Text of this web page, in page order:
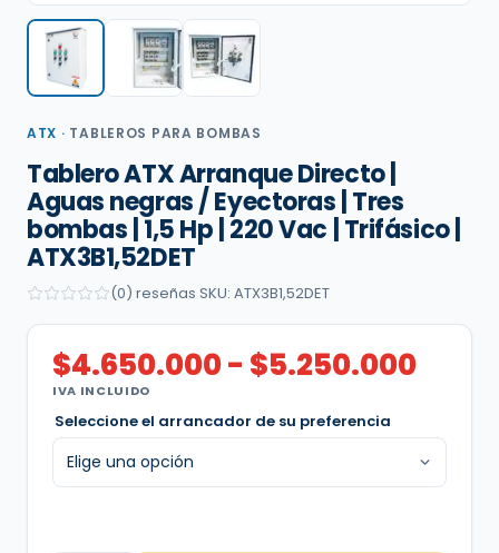
ATX · TABLEROS PARA BOMBAS
Tablero ATX Arranque Directo |
Aguas negras / Eyectoras | Tres
bombas | 1,5 Hp | 220 Vac | Trifásico |
ATX3B1,52DET
(0) reseñas SKU: ATX3B1,52DET
$4.650.000- $5.250.000
IVA INCLUIDO
Seleccione el arrancador de su preferencia